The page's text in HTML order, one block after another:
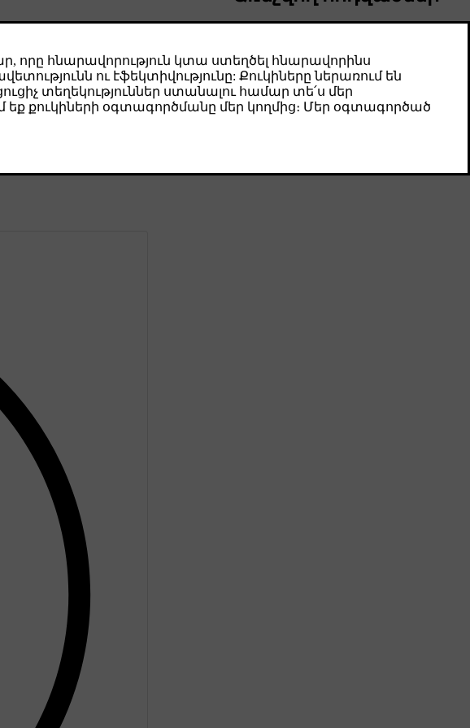
моторного масла
Ниже указана требуемая марка
моторного масла и его объем.